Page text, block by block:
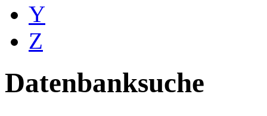
Y
Z
Datenbanksuche